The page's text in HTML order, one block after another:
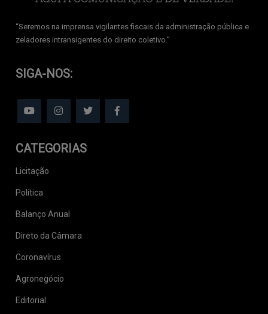
‘‘Seremos na imprensa vigilantes fiscais da administração pública e
zeladores intransigentes do direito coletivo.’’
SIGA-NOS:
CATEGORIAS
Licitação
Política
Balanço Anual
Direto da Câmara
Coronavírus
Agronegócio
Editorial